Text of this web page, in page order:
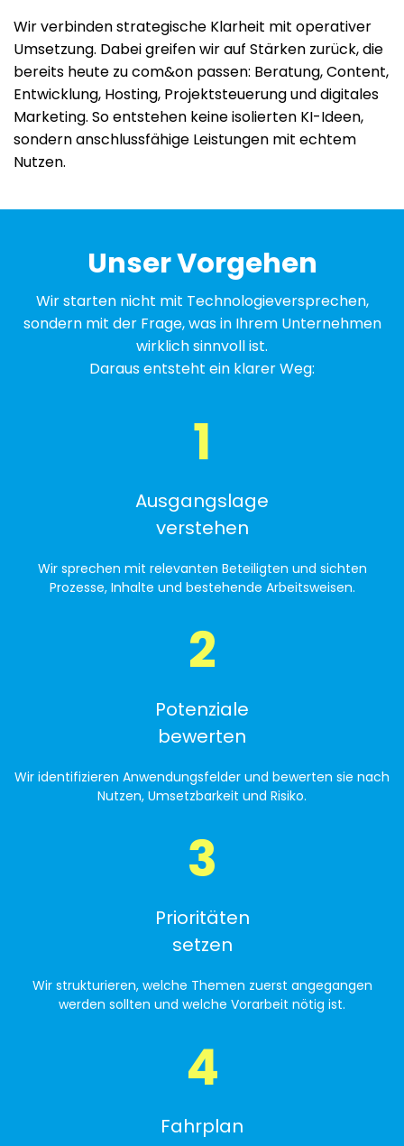
Wir verbinden strategische Klarheit mit operativer
Umsetzung. Dabei greifen wir auf Stärken zurück, die
bereits heute zu com&on passen: Beratung, Content,
Entwicklung, Hosting, Projektsteuerung und digitales
Marketing. So entstehen keine isolierten KI-Ideen,
sondern anschlussfähige Leistungen mit echtem
Nutzen.
Unser Vorgehen
Wir starten nicht mit Technologieversprechen,
sondern mit der Frage, was in Ihrem Unternehmen
wirklich sinnvoll ist.
Daraus entsteht ein klarer Weg:
1
Ausgangslage
verstehen
Wir sprechen mit relevanten Beteiligten und sichten
Prozesse, Inhalte und bestehende Arbeitsweisen.
2
Potenziale
bewerten
Wir identifizieren Anwendungsfelder und bewerten sie nach
Nutzen, Umsetzbarkeit und Risiko.
3
Prioritäten
setzen
Wir strukturieren, welche Themen zuerst angegangen
werden sollten und welche Vorarbeit nötig ist.
4
Fahrplan